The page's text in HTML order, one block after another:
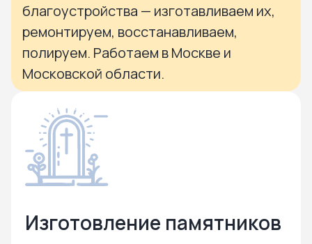
благоустройства — изготавливаем их,
ремонтируем, восстанавливаем,
полируем. Работаем в Москве и
Московской области.
Изготовление памятников